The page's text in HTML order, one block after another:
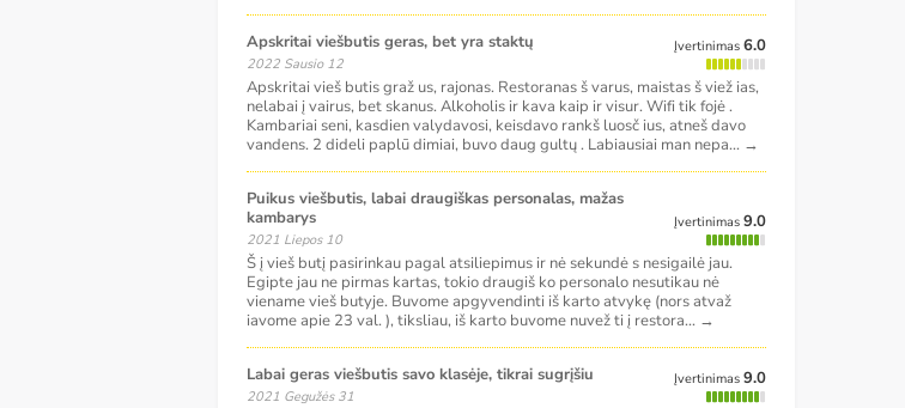
Apskritai viešbutis geras, bet yra staktų
2022 Sausio 12
Įvertinimas
6.0
Apskritai vieš butis graž us, rajonas. Restoranas š varus, maistas š viež ias,
nelabai į vairus, bet skanus. Alkoholis ir kava kaip ir visur. Wifi tik fojė .
Kambariai seni, kasdien valydavosi, keisdavo rankš luosč ius, atneš davo
vandens. 2 dideli paplū dimiai, buvo daug gultų . Labiausiai man nepa... →
Puikus viešbutis, labai draugiškas personalas, mažas
kambarys
2021 Liepos 10
Įvertinimas
9.0
Š į vieš butį pasirinkau pagal atsiliepimus ir nė sekundė s nesigailė jau.
Egipte jau ne pirmas kartas, tokio draugiš ko personalo nesutikau nė
viename vieš butyje. Buvome apgyvendinti iš karto atvykę (nors atvaž
iavome apie 23 val. ), tiksliau, iš karto buvome nuvež ti į restora... →
Labai geras viešbutis savo klasėje, tikrai sugrįšiu
2021 Gegužės 31
Įvertinimas
9.0